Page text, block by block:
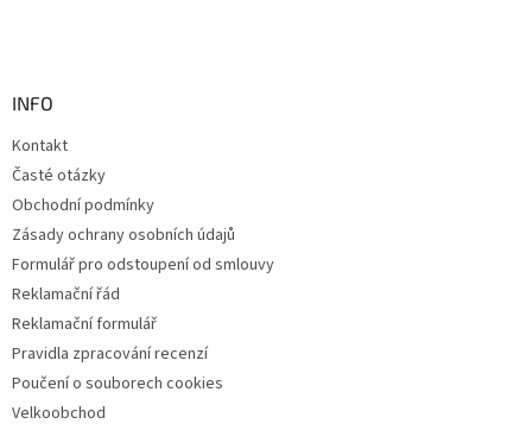
INFO
Kontakt
Časté otázky
Obchodní podmínky
Zásady ochrany osobních údajů
Formulář pro odstoupení od smlouvy
Reklamační řád
Reklamační formulář
Pravidla zpracování recenzí
Poučení o souborech cookies
Velkoobchod